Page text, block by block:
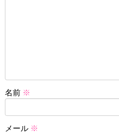
名前 ※
メール ※